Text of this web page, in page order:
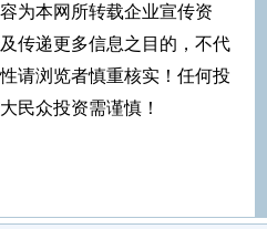
为本网所转载企业宣传资
传递更多信息之目的，不代
请浏览者慎重核实！任何投
民众投资需谨慎！